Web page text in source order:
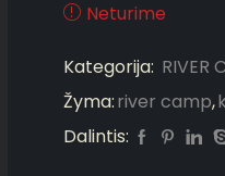
Neturime
Kategorija: RIVER
Žyma:river camp,
Dalintis: